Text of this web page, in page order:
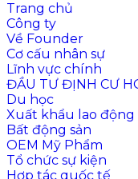
Trang chủ
Công ty
Về Founder
Cơ cấu nhân sự
Lĩnh vực chính
ĐẦU TƯ ĐỊNH CƯ
Du học
Xuất khẩu lao động
Bất động sản
OEM Mỹ Phẩm
Tổ chức sự kiện
Hợp tác quốc tế